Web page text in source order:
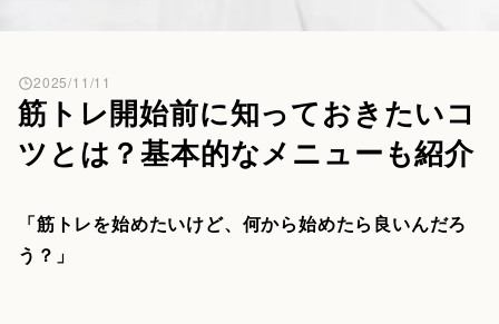
筋トレ開始前に知っておきたいコ
ツとは？基本的なメニューも紹介
2025/11/11
「筋トレを始めたいけど、何から始めたら良いんだろ
う？」